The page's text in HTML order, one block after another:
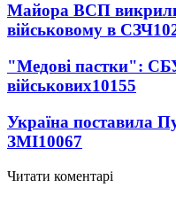
Майора ВСП
військовому в СЗЧ
"Медові пастки":
військових10155
Україна поставила
ЗМІ10067
Читати коментарі